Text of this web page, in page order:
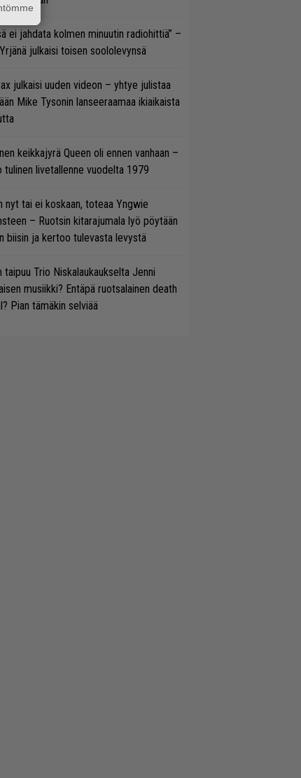
ei jahdata kolmen minuutin radiohittiä” –
julkaisi toisen soololevynsä
julkaisi uuden videon – yhtye julistaa
Mike Tysonin lanseeraamaa ikiaikaista
keikkajyrä Queen oli ennen vanhaan –
tulinen livetallenne vuodelta 1979
nyt tai ei koskaan, toteaa Yngwie
– Ruotsin kitarajumala lyö pöytään
biisin ja kertoo tulevasta levystä
taipuu Trio Niskalaukaukselta Jenni
musiikki? Entäpä ruotsalainen death
Pian tämäkin selviää